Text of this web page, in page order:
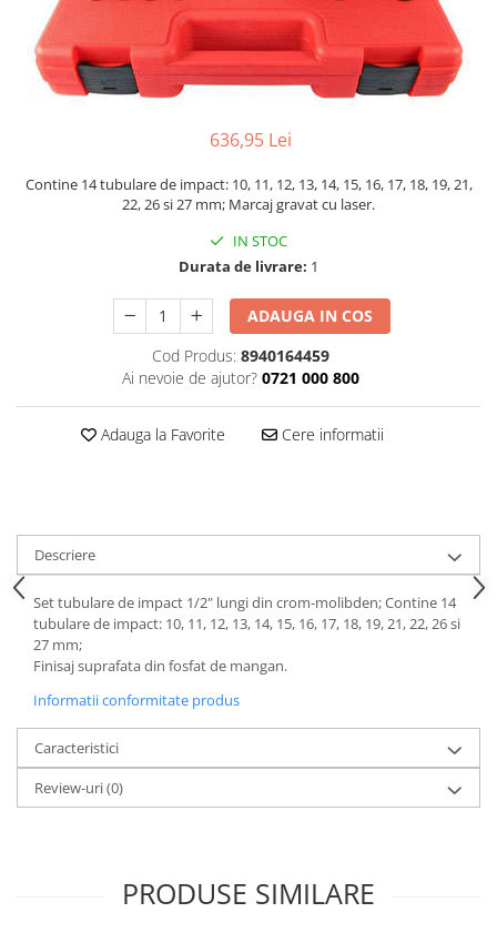
Bormasini pneumatice
Chei pneumatice cu impact
Ciocane daltuitoare pneumatice
Curatatoare cu ace
Masini de filetat
Masini de insurubat cu clichet
Pistoale de vopsit
Polizoare unghiulare pneumatice
Polizoare verticale
Scule speciale
636,95 Lei
Contine 14 tubulare de impact: 10, 11, 12, 13, 14, 15, 16, 17, 18, 19, 21,
22, 26 si 27 mm; Marcaj gravat cu laser.
IN STOC
Durata de livrare: 1
ADAUGA IN COS
Cod Produs: 8940164459
Ai nevoie de ajutor? 0721 000 800
Adauga la Favorite Cere informatii
Descriere
Set tubulare de impact 1/2" lungi din crom-molibden; Contine 14
tubulare de impact: 10, 11, 12, 13, 14, 15, 16, 17, 18, 19, 21, 22, 26 si
27 mm;
Finisaj suprafata din fosfat de mangan.
Informatii conformitate produs
Caracteristici
Review-uri(0)
PRODUSE SIMILARE